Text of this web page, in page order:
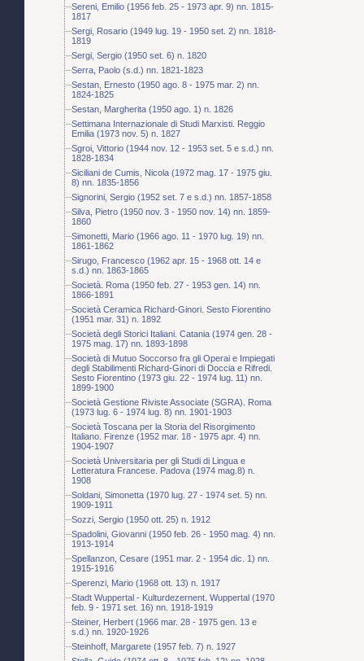
Sereni, Emilio (1956 feb. 25 - 1973 apr. 9) nn. 1815-
1817
Sergi, Rosario (1949 lug. 19 - 1950 set. 2) nn. 1818-
1819
Sergi, Sergio (1950 set. 6) n. 1820
Serra, Paolo (s.d.) nn. 1821-1823
Sestan, Ernesto (1950 ago. 8 - 1975 mar. 2) nn.
1824-1825
Sestan, Margherita (1950 ago. 1) n. 1826
Settimana Internazionale di Studi Marxisti. Reggio
Emilia (1973 nov. 5) n. 1827
Sgroi, Vittorio (1944 nov. 12 - 1953 set. 5 e s.d.) nn.
1828-1834
Siciliani de Cumis, Nicola (1972 mag. 17 - 1975 giu.
8) nn. 1835-1856
Signorini, Sergio (1952 set. 7 e s.d.) nn. 1857-1858
Silva, Pietro (1950 nov. 3 - 1950 nov. 14) nn. 1859-
1860
Simonetti, Mario (1966 ago. 11 - 1970 lug. 19) nn.
1861-1862
Sirugo, Francesco (1962 apr. 15 - 1968 ott. 14 e
s.d.) nn. 1863-1865
Società. Roma (1950 feb. 27 - 1953 gen. 14) nn.
1866-1891
Società Ceramica Richard-Ginori. Sesto Fiorentino
(1951 mar. 31) n. 1892
Società degli Storici Italiani. Catania (1974 gen. 28 -
1975 mag. 17) nn. 1893-1898
Società di Mutuo Soccorso fra gli Operai e Impiegati
degli Stabilimenti Richard-Ginori di Doccia e Rifredi.
Sesto Fiorentino (1973 giu. 22 - 1974 lug. 11) nn.
1899-1900
Società Gestione Riviste Associate (SGRA). Roma
(1973 lug. 6 - 1974 lug. 8) nn. 1901-1903
Società Toscana per la Storia del Risorgimento
Italiano. Firenze (1952 mar. 18 - 1975 apr. 4) nn.
1904-1907
Società Universitaria per gli Studi di Lingua e
Letteratura Francese. Padova (1974 mag.8) n.
1908
Soldani, Simonetta (1970 lug. 27 - 1974 set. 5) nn.
1909-1911
Sozzi, Sergio (1950 ott. 25) n. 1912
Spadolini, Giovanni (1950 feb. 26 - 1950 mag. 4) nn.
1913-1914
Spellanzon, Cesare (1951 mar. 2 - 1954 dic. 1) nn.
1915-1916
Sperenzi, Mario (1968 ott. 13) n. 1917
Stadt Wuppertal - Kulturdezernent. Wuppertal (1970
feb. 9 - 1971 set. 16) nn. 1918-1919
Steiner, Herbert (1966 mar. 28 - 1975 gen. 13 e
s.d.) nn. 1920-1926
Steinhoff, Margarete (1957 feb. 7) n. 1927